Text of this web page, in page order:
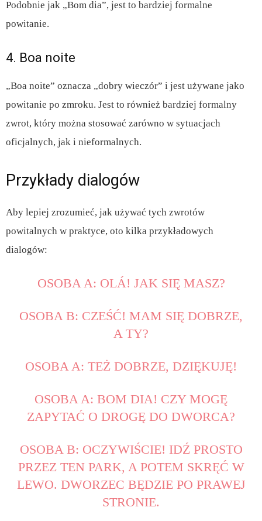
Podobnie jak „Bom dia”, jest to bardziej formalne
powitanie.
4. Boa noite
„Boa noite” oznacza „dobry wieczór” i jest używane jako
powitanie po zmroku. Jest to również bardziej formalny
zwrot, który można stosować zarówno w sytuacjach
oficjalnych, jak i nieformalnych.
Przykłady dialogów
Aby lepiej zrozumieć, jak używać tych zwrotów
powitalnych w praktyce, oto kilka przykładowych
dialogów:
OSOBA A: OLÁ! JAK SIĘ MASZ?
OSOBA B: CZEŚĆ! MAM SIĘ DOBRZE,
A TY?
OSOBA A: TEŻ DOBRZE, DZIĘKUJĘ!
OSOBA A: BOM DIA! CZY MOGĘ
ZAPYTAĆ O DROGĘ DO DWORCA?
OSOBA B: OCZYWIŚCIE! IDŹ PROSTO
PRZEZ TEN PARK, A POTEM SKRĘĆ W
LEWO. DWORZEC BĘDZIE PO PRAWEJ
STRONIE.